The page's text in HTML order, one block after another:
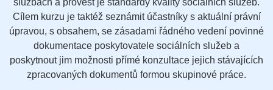
službách a provést je standardy kvality sociálních služeb.
Cílem kurzu je taktéž seznámit účastníky s aktuální právní
úpravou, s obsahem, se zásadami řádného vedení povinné
dokumentace poskytovatele sociálních služeb a
poskytnout jim možnosti přímé konzultace jejich stávajících
zpracovaných dokumentů formou skupinové práce.